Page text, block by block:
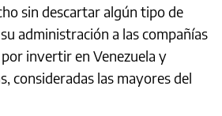
sin descartar algún tipo de
administración a las compañías
invertir en Venezuela y
consideradas las mayores del